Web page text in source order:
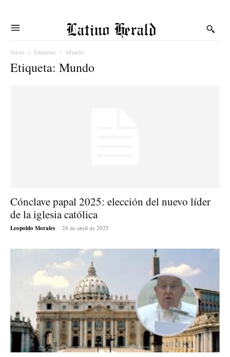
Latino Herald
Inicio Etiquetas Mundo
Etiqueta: Mundo
Cónclave papal 2025: elección del nuevo líder
de la iglesia católica
Leopoldo Morales - 28 de abril de 2025